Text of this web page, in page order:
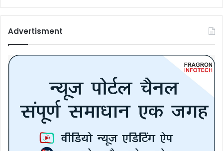
Advertisment